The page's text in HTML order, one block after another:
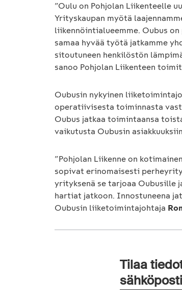
”Oulu on Pohjolan Liikenteelle
Yrityskaupan myötä
liikennöintialueemme. Oubus
samaa hyvää työtä jatkamme
sitoutuneen henkilöstön
sanoo Pohjolan Liikenteen
Oubusin nykyinen
operatiivisesta toiminnasta
Oubus jatkaa toimintaansa
vaikutusta Oubusin
”Pohjolan Liikenne on
sopivat erinomaisesti
yrityksenä se tarjoaa Oubusille
hartiat jatkoon. Innostuneena
Oubusin liiketoimintajohtaja